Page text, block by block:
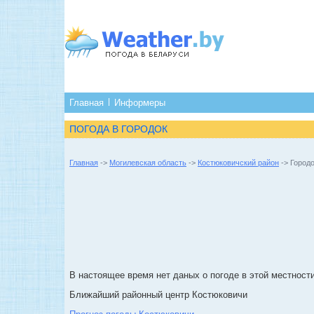
Главная Информеры
ПОГОДА В ГОРОДОК
Главная -> Могилевская область -> Костюковичский район ->
В настоящее время нет даных о погоде в этой
Ближайший районный центр Костюковичи